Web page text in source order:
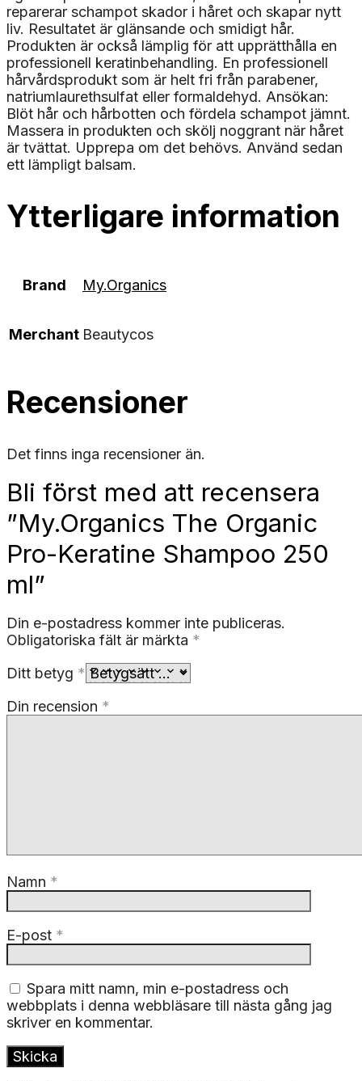
reparerar schampot skador i håret och skapar nytt
liv. Resultatet är glänsande och smidigt hår.
Produkten är också lämplig för att upprätthålla en
professionell keratinbehandling. En professionell
hårvårdsprodukt som är helt fri från parabener,
natriumlaurethsulfat eller formaldehyd. Ansökan:
Blöt hår och hårbotten och fördela schampot jämnt.
Massera in produkten och skölj noggrant när håret
är tvättat. Upprepa om det behövs. Använd sedan
ett lämpligt balsam.
Ytterligare information
Brand My.Organics
Merchant Beautycos
Recensioner
Det finns inga recensioner än.
Bli först med att recensera
”My.Organics The Organic
Pro-Keratine Shampoo 250
ml”
Din e-postadress kommer inte publiceras.
Obligatoriska fält är märkta *
Ditt betyg *
Din recension *
Namn *
E-post *
Spara mitt namn, min e-postadress och
webbplats i denna webbläsare till nästa gång jag
skriver en kommentar.